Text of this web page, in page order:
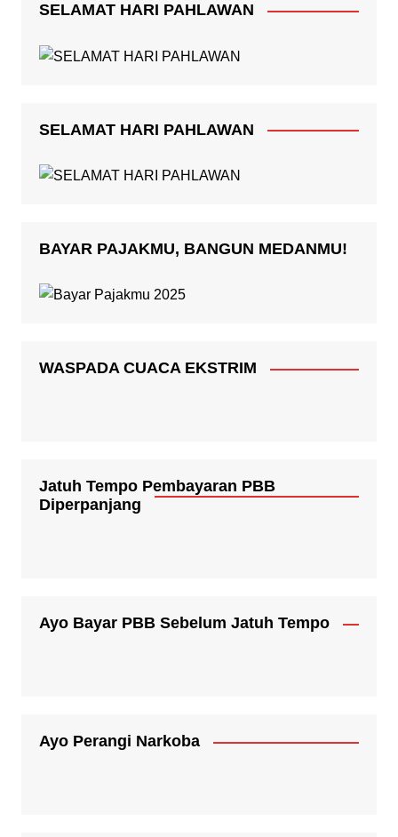
SELAMAT HARI PAHLAWAN
SELAMAT HARI PAHLAWAN
BAYAR PAJAKMU, BANGUN MEDANMU!
WASPADA CUACA EKSTRIM
Jatuh Tempo Pembayaran PBB
Diperpanjang
Ayo Bayar PBB Sebelum Jatuh Tempo
Ayo Perangi Narkoba